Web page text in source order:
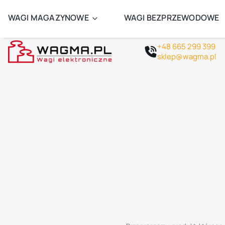
+48 665 299 399
sklep@wagma.pl
WAGI MAGAZYNOWE WAGI BEZPRZEWODOWE